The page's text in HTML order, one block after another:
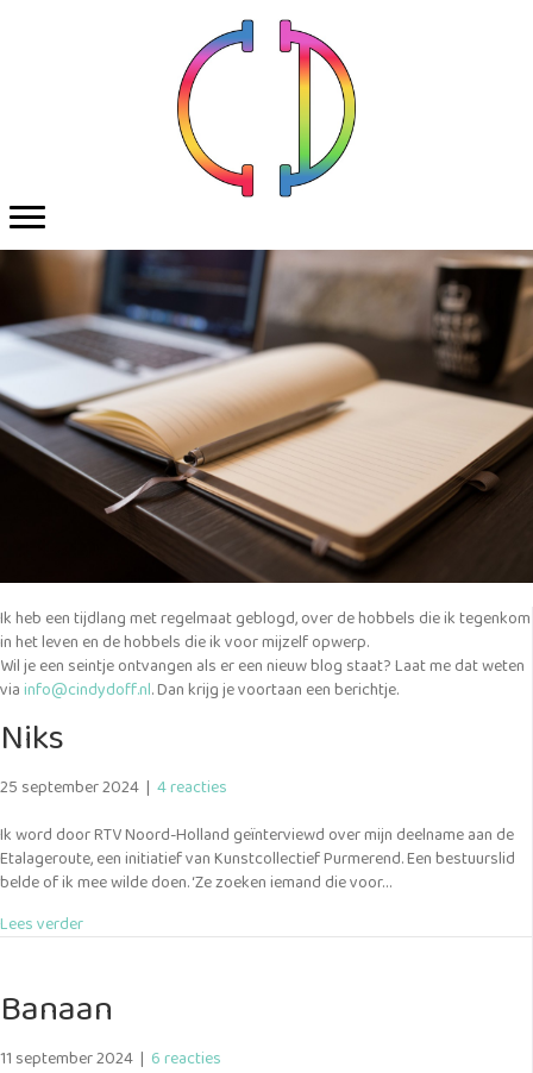
Ik heb een tijdlang met regelmaat geblogd, over de hobbels die ik tegenkom
in het leven en de hobbels die ik voor mijzelf opwerp.
Wil je een seintje ontvangen als er een nieuw blog staat? Laat me dat weten
viainfo@cindydoff.nl. Dan krijg je voortaan een berichtje.
Niks
25 september 2024 | 4 reacties
Ik word door RTV Noord-Holland geïnterviewd over mijn deelname aan de
Etalageroute, een initiatief van Kunstcollectief Purmerend. Een bestuurslid
belde of ik mee wilde doen. ‘Ze zoeken iemand die voor…
Lees verderabout Niks
Banaan
11 september 2024 | 6 reacties